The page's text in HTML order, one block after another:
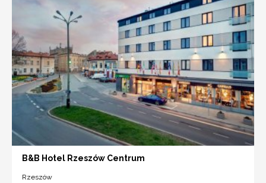
B&B Hotel Rzeszów Centrum
Rzeszów